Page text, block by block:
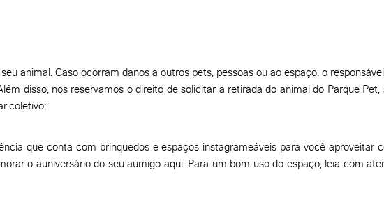
animal. Caso ocorram danos a outros pets, pessoas ou ao espaço, o
disso, nos reservamos o direito de solicitar a retirada do animal do Parque Pet,
coletivo;
que conta com brinquedos e espaços instagrameáveis para você aproveitar
o auniversário do seu aumigo aqui. Para um bom uso do espaço, leia com